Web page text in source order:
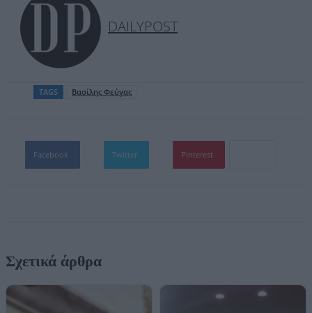
DAILYPOST
TAGS Βασίλης Φεύγας
Facebook Twitter Pinterest
Σχετικά άρθρα